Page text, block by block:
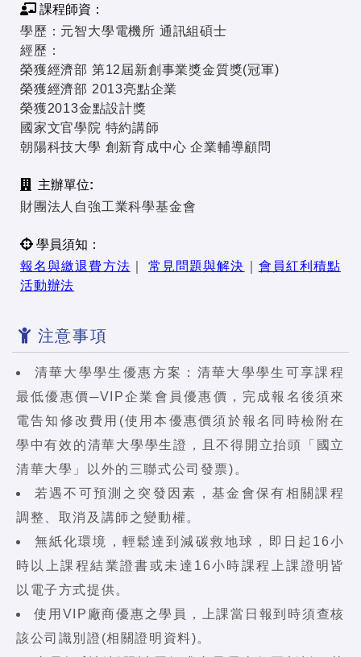
課程師資：
學歷：元智大學電機所 通訊組碩士
經歷：
榮獲經濟部 第12屆新創事業獎金質獎(冠軍)
榮獲經濟部 2013亮點企業
榮獲2013金點設計獎
國家文官學院 特約講師
朝陽科技大學 創新育成中心 企業輔導顧問
主辦單位:
財團法人自強工業科學基金會
學員須知：
報名與繳退費方法
常見問題與解決
會員紅利積點
活動辦法
注意事項
清華大學學生優惠方案：清華大學學生可享課程
最低優惠價─VIP企業會員優惠價，完成報名後須來
電告知修改費用(使用本優惠價須於報名同時檢附在
學中有效的清華大學學生證，且不得開立抬頭「國立
清華大學」以外的三聯式公司發票)。
若遇不可預測之突發因素，基金會保有相關課程
調整、取消及講師之變動權。
無紙化環境，輕鬆達到減碳救地球，即日起16小
時以上課程結業證書或未達16小時課程上課證明皆
以電子方式提供。
使用VIP廠商優惠之學員，上課當日報到時須查核
該公司識別證(相關證明資料)。